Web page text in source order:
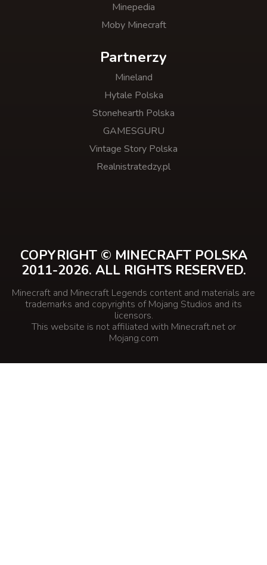
Minepedia
Moby Minecraft
Partnerzy
Mineland
Hytale Polska
Stonehearth Polska
GAMESGURU
Vintage Story Polska
Realnistratedzy.pl
COPYRIGHT © MINECRAFT POLSKA
2011-2026. ALL RIGHTS RESERVED.
Minecraft and Minecraft Legends content and materials are
trademarks and copyrights of Mojang Studios and its
licensors.
This website is not affiliated with Minecraft.net or
Mojang.com